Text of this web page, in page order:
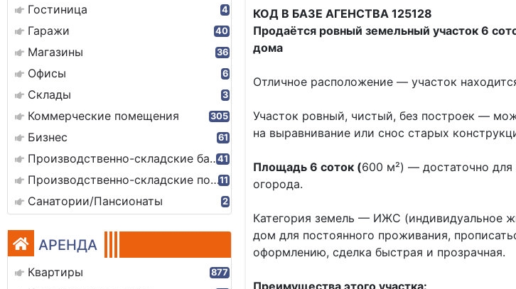
Гостиница 4
Гаражи 40
Магазины 36
Офисы 6
Склады 3
Коммерческие помещения 305
Бизнес 61
Производственно-складские базы41
Производственно-складские помещения11
Санатории/Пансионаты 2
АРЕНДА
Квартиры 877
КОД В БАЗЕ АГЕНСТВА 125128
Продаётся ровный земельный участок 6
дома
Отличное расположение — участок
Участок ровный, чистый, без построек —
на выравнивание или снос старых
Площадь 6 соток (600 м²) — достаточно для
огорода.
Категория земель — ИЖС (индивидуальное
дом для постоянного проживания,
оформлению, сделка быстрая и прозрачная.
Преимущества этого участка: